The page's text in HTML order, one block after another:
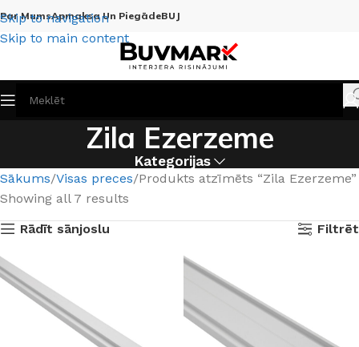
Skip to navigation
Skip to main content
Par MumsApmaksa Un PiegādeBUJ
Zila Ezerzeme
Kategorijas
Sākums Visas preces Produkts atzīmēts “Zila Ezerzeme”
Showing all 7 results
Rādīt sānjoslu
Filtrēt